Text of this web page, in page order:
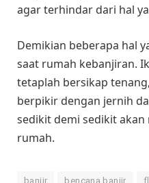
agar terhindar dari hal
Demikian beberapa hal
saat rumah kebanjiran.
tetaplah bersikap
berpikir dengan jernih
sedikit demi sedikit
rumah.
banjir bencana banjir